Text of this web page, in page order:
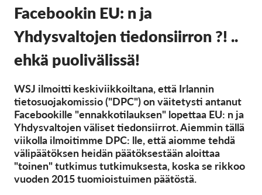
Media
Yhteystiedot
Facebookin EU: n ja
Yhdysvaltojen tiedonsiirron ?! ..
ehkä puolivälissä!
WSJ ilmoitti keskiviikkoiltana, että Irlannin
tietosuojakomissio ("DPC") on väitetysti antanut
Facebookille "ennakkotilauksen" lopettaa EU: n ja
Yhdysvaltojen väliset tiedonsiirrot. Aiemmin tällä
viikolla ilmoitimme DPC: lle, että aiomme tehdä
välipäätöksen heidän päätöksestään aloittaa
"toinen" tutkimus tutkimuksesta, koska se rikkoo
vuoden 2015 tuomioistuimen päätöstä.